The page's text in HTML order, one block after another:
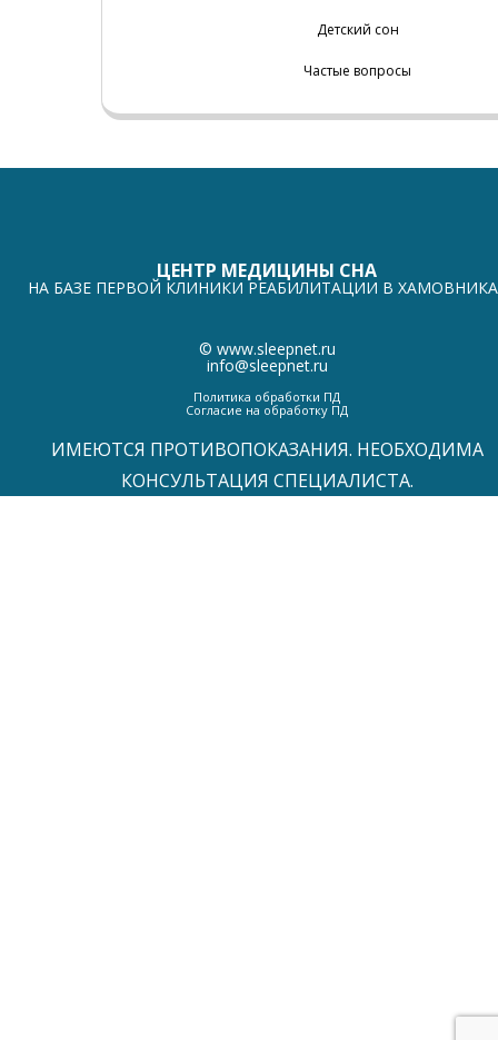
Детский сон
Частые вопросы
ЦЕНТР МЕДИЦИНЫ СНА
НА БАЗЕ ПЕРВОЙ КЛИНИКИ РЕАБИЛИТАЦИИ В
© www.sleepnet.ru
info@sleepnet.ru
Политика обработки ПД
Согласие на обработку ПД
ИМЕЮТСЯ ПРОТИВОПОКАЗАНИЯ. НЕОБХОДИМА
КОНСУЛЬТАЦИЯ СПЕЦИАЛИСТА.